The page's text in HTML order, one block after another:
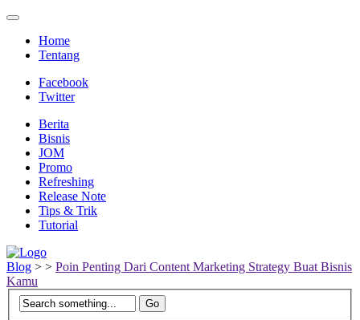
Home
Tentang
Facebook
Twitter
Berita
Bisnis
JOM
Promo
Refreshing
Release Note
Tips & Trik
Tutorial
Blog > > Poin Penting Dari Content Marketing Strategy Buat Bisnis
Kamu